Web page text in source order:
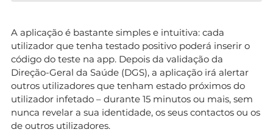
A aplicação é bastante simples e intuitiva: cada
utilizador que tenha testado positivo poderá inserir o
código do teste na app. Depois da validação da
Direção-Geral da Saúde (DGS), a aplicação irá alertar
outros utilizadores que tenham estado próximos do
utilizador infetado – durante 15 minutos ou mais, sem
nunca revelar a sua identidade, os seus contactos ou os
de outros utilizadores.